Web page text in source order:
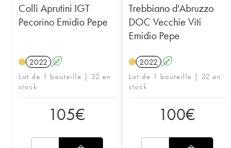
Colli Aprutini IGT
Pecorino Emidio Pepe
2022 A
Lot de 1 bouteille | 32 en
stock
105€
Trebbiano d'Abruzzo
DOC Vecchie Viti
Emidio Pepe
2022 A
Lot de 1 bouteille | 32 en
stock
100€